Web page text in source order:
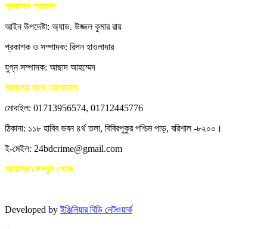
প্রকাশক প্যানেল
আইন উপদেষ্টা: অ্যাড. উজ্জল কুমার রায়
প্রকাশক ও সম্পাদক: রিপন হাওলাদার
যুগ্ন সম্পাদক: আছাদ আহম্মেদ
আমাদের সাথে যোগাযোগ
মোবাইল: 01713956574, 01712445776
ঠিকানা: ১১৮ হাবিব ভবন ৪র্থ তলা, বিবিরপুকুর পশ্চিম পাড়, বরিশাল -৮২০০।
ই-মেইল: 24bdcrime@gmail.com
আমাদের ফেসবুক পেজে
Developed byইঞ্জিনিয়ার বিডি নেটওয়ার্ক